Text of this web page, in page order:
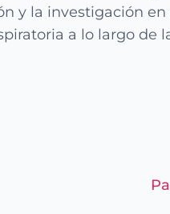
y la investigación
a lo largo de